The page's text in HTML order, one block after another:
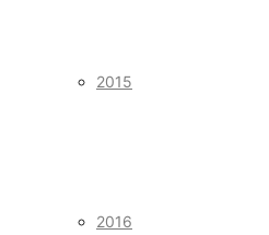
2015
2016